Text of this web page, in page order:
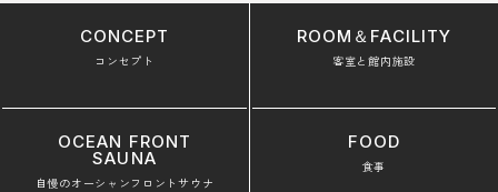
CONCEPT
コンセプト
ROOM＆FACILITY
客室と館内施設
OCEAN FRONT
SAUNA
自慢のオーシャンフロントサウナ
FOOD
食事